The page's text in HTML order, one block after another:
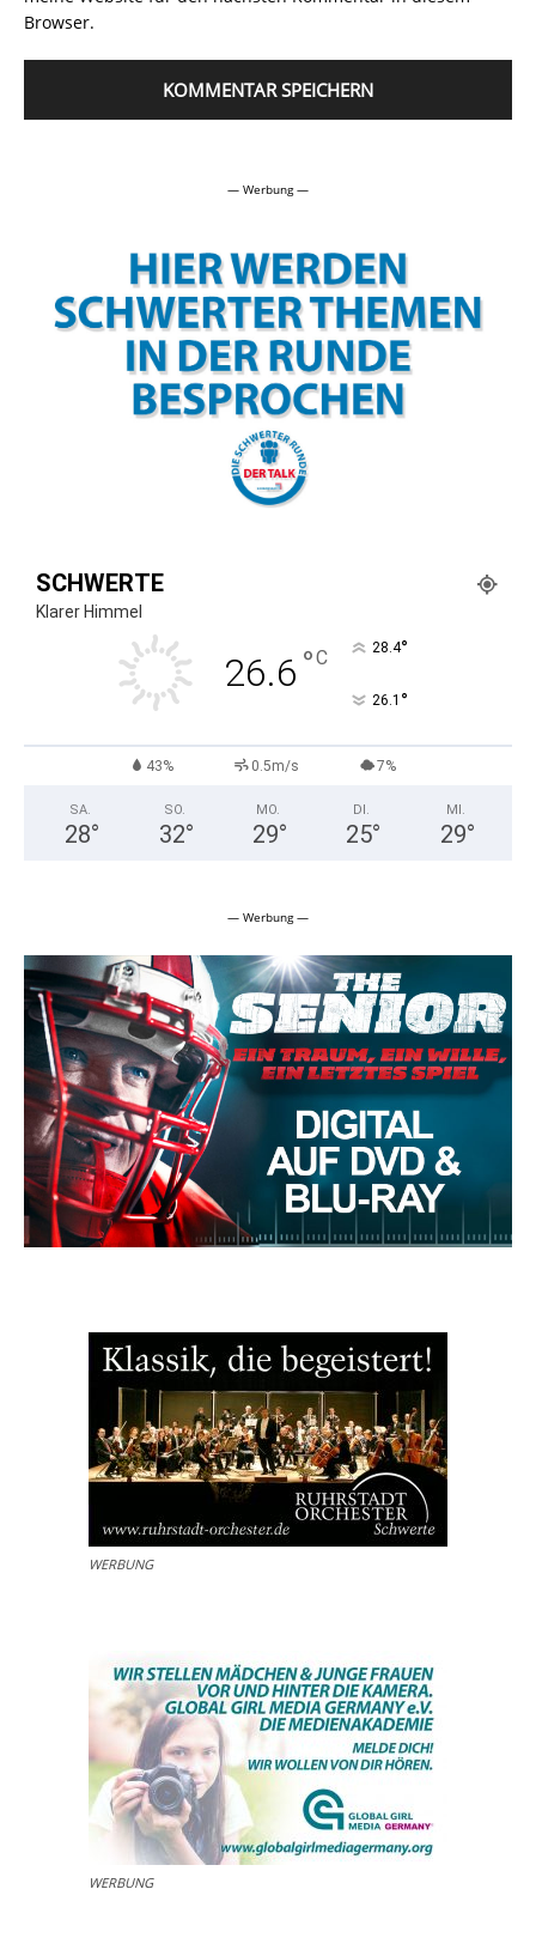
Browser.
— Werbung —
SCHWERTE
Klarer Himmel
26.6 °C 28.4°
26.1 °
43% 0.5m/s 7%
SA.
28°
SO.
32°
MO.
29°
DI.
25°
MI.
29°
— Werbung —
WERBUNG
WERBUNG